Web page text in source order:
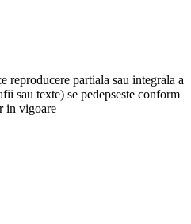
reproducere partiala sau integrala a
sau texte) se pedepseste conform
in vigoare